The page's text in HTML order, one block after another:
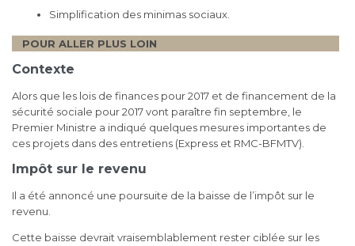
Simplification des minimas sociaux.
POUR ALLER PLUS LOIN
Contexte
Alors que les lois de finances pour 2017 et de financement de la
sécurité sociale pour 2017 vont paraître fin septembre, le
Premier Ministre a indiqué quelques mesures importantes de
ces projets dans des entretiens (Express et RMC-BFMTV).
Impôt sur le revenu
Il a été annoncé une poursuite de la baisse de l’impôt sur le
revenu.
Cette baisse devrait vraisemblablement rester ciblée sur les